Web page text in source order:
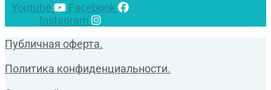
Youtube
Facebook
Instagram
Публичная оферта.
Политика конфиденциальности.